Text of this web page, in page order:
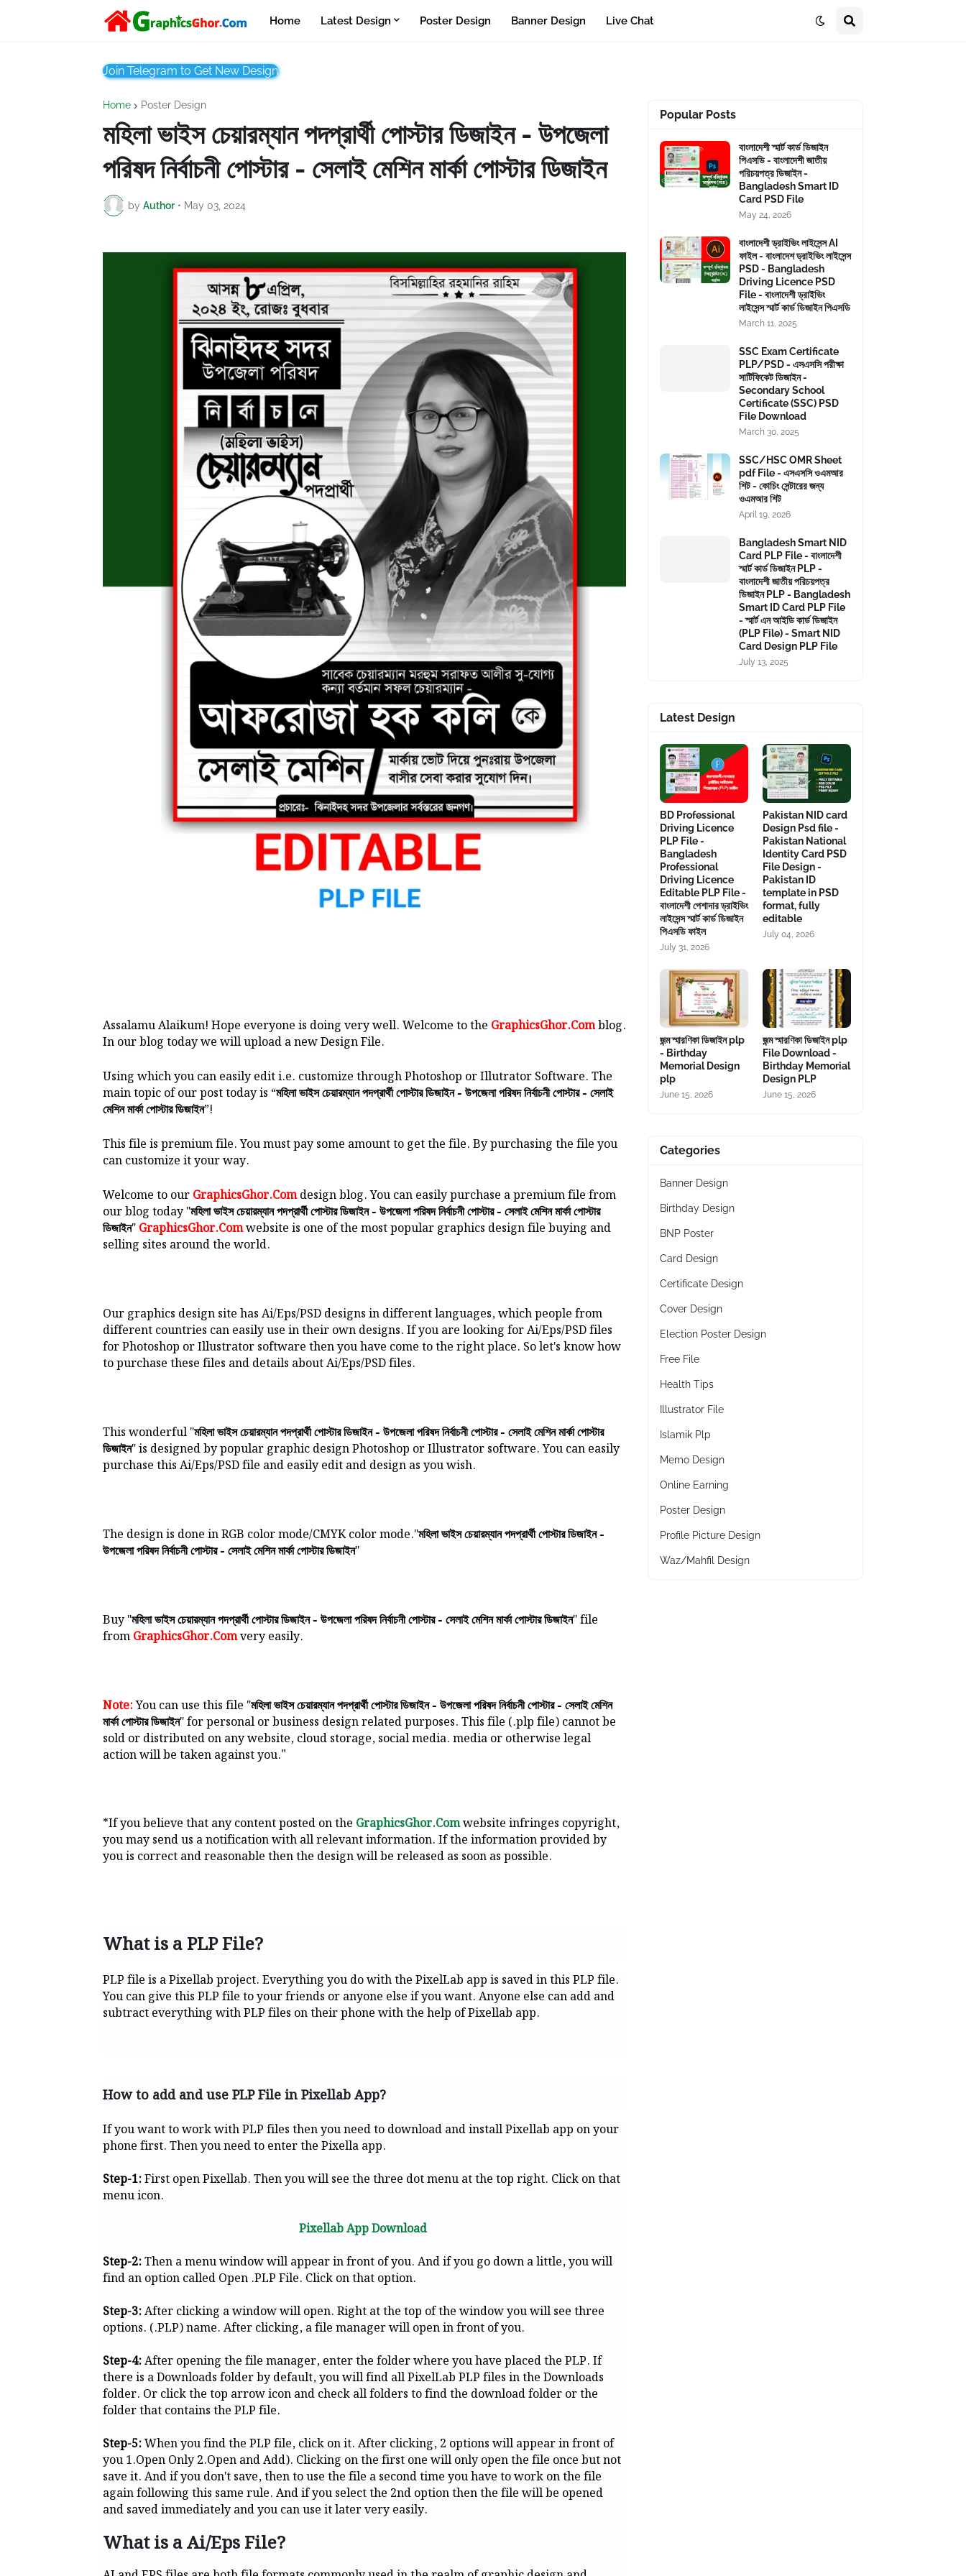
Home Latest Design Poster Design Banner Design Live Chat
Join Telegram to Get New Design
Home Poster Design
মহিলা ভাইস চেয়ারম্যান পদপ্রার্থী পোস্টার ডিজাইন - উপজেলা
পরিষদ নির্বাচনী পোস্টার - সেলাই মেশিন মার্কা পোস্টার ডিজাইন
by Author • May 03, 2024
Assalamu Alaikum! Hope everyone is doing very well. Welcome to the GraphicsGhor.Comblog.
In our blog today we will upload a new Design File.
Using which you can easily edit i.e. customize through Photoshop or Illutrator Software. The
main topic of our post today is “মহিলা ভাইস চেয়ারম্যান পদপ্রার্থী পোস্টার ডিজাইন - উপজেলা পরিষদ নির্বাচনী পোস্টার - সেলাই
মেশিন মার্কা পোস্টার ডিজাইন”!
This file is premium file. You must pay some amount to get the file. By purchasing the file you
can customize it your way.
Welcome to our GraphicsGhor.Comdesign blog. You can easily purchase a premium file from
our blog today "মহিলা ভাইস চেয়ারম্যান পদপ্রার্থী পোস্টার ডিজাইন - উপজেলা পরিষদ নির্বাচনী পোস্টার - সেলাই মেশিন মার্কা পোস্টার
ডিজাইন" GraphicsGhor.Comwebsite is one of the most popular graphics design file buying and
selling sites around the world.
Our graphics design site has Ai/Eps/PSD designs in different languages, which people from
different countries can easily use in their own designs. If you are looking for Ai/Eps/PSD files
for Photoshop or Illustrator software then you have come to the right place. So let's know how
to purchase these files and details about Ai/Eps/PSD files.
This wonderful "মহিলা ভাইস চেয়ারম্যান পদপ্রার্থী পোস্টার ডিজাইন - উপজেলা পরিষদ নির্বাচনী পোস্টার - সেলাই মেশিন মার্কা পোস্টার
ডিজাইন" is designed by popular graphic design Photoshop or Illustrator software. You can easily
purchase this Ai/Eps/PSD file and easily edit and design as you wish.
The design is done in RGB color mode/CMYK color mode."মহিলা ভাইস চেয়ারম্যান পদপ্রার্থী পোস্টার ডিজাইন -
উপজেলা পরিষদ নির্বাচনী পোস্টার - সেলাই মেশিন মার্কা পোস্টার ডিজাইন"
Buy "মহিলা ভাইস চেয়ারম্যান পদপ্রার্থী পোস্টার ডিজাইন - উপজেলা পরিষদ নির্বাচনী পোস্টার - সেলাই মেশিন মার্কা পোস্টার ডিজাইন" file
from GraphicsGhor.Comvery easily.
Note:You can use this file "মহিলা ভাইস চেয়ারম্যান পদপ্রার্থী পোস্টার ডিজাইন - উপজেলা পরিষদ নির্বাচনী পোস্টার - সেলাই মেশিন
মার্কা পোস্টার ডিজাইন" for personal or business design related purposes. This file (.plp file) cannot be
sold or distributed on any website, cloud storage, social media. media or otherwise legal
action will be taken against you."
*If you believe that any content posted on the GraphicsGhor.Comwebsite infringes copyright,
you may send us a notification with all relevant information. If the information provided by
you is correct and reasonable then the design will be released as soon as possible.
What is a PLP File?
PLP file is a Pixellab project. Everything you do with the PixelLab app is saved in this PLP file.
You can give this PLP file to your friends or anyone else if you want. Anyone else can add and
subtract everything with PLP files on their phone with the help of Pixellab app.
How to add and use PLP File in Pixellab App?
If you want to work with PLP files then you need to download and install Pixellab app on your
phone first. Then you need to enter the Pixella app.
Step-1:First open Pixellab. Then you will see the three dot menu at the top right. Click on that
menu icon.
Pixellab App Download
Step-2:Then a menu window will appear in front of you. And if you go down a little, you will
find an option called Open .PLP File. Click on that option.
Step-3:After clicking a window will open. Right at the top of the window you will see three
options. (.PLP) name. After clicking, a file manager will open in front of you.
Step-4:After opening the file manager, enter the folder where you have placed the PLP. If
there is a Downloads folder by default, you will find all PixelLab PLP files in the Downloads
folder. Or click the top arrow icon and check all folders to find the download folder or the
folder that contains the PLP file.
Step-5:When you find the PLP file, click on it. After clicking, 2 options will appear in front of
you 1.Open Only 2.Open and Add). Clicking on the first one will only open the file once but not
save it. And if you don't save, then to use the file a second time you have to work on the file
again following this same rule. And if you select the 2nd option then the file will be opened
and saved immediately and you can use it later very easily.
What is a Ai/Eps File?
Popular Posts
বাংলাদেশী স্মার্ট কার্ড ডিজাইন
পিএসডি - বাংলাদেশী জাতীয়
পরিচয়পত্র ডিজাইন -
Bangladesh Smart ID
Card PSD File
May 24, 2026
বাংলাদেশী ড্রাইভিং লাইসেন্স AI
ফাইল - বাংলাদেশ ড্রাইভিং লাইসেন্স
PSD - Bangladesh
Driving Licence PSD
File - বাংলাদেশী ড্রাইভিং
লাইসেন্স স্মার্ট কার্ড ডিজাইন পিএসডি
March 11, 2025
SSC Exam Certificate
PLP/PSD - এসএসসি পরীক্ষা
সার্টিফিকেট ডিজাইন -
Secondary School
Certificate (SSC) PSD
File Download
March 30, 2025
SSC/HSC OMR Sheet
pdf File - এসএসসি ওএমআর
শিট - কোচিং সেন্টারের জন্য
ওএমআর শিট
April 19, 2026
Bangladesh Smart NID
Card PLP File - বাংলাদেশী
স্মার্ট কার্ড ডিজাইন PLP -
বাংলাদেশী জাতীয় পরিচয়পত্র
ডিজাইন PLP - Bangladesh
Smart ID Card PLP File
- স্মার্ট এন আইডি কার্ড ডিজাইন
(PLP File) - Smart NID
Card Design PLP File
July 13, 2025
Latest Design
BD Professional
Driving Licence
PLP File -
Bangladesh
Professional
Driving Licence
Editable PLP File -
বাংলাদেশী পেশাদার ড্রাইভিং
লাইসেন্স স্মার্ট কার্ড ডিজাইন
পিএসডি ফাইল
July 31, 2026
Pakistan NID card
Design Psd file -
Pakistan National
Identity Card PSD
File Design -
Pakistan ID
template in PSD
format, fully
editable
July 04, 2026
জন্ম স্মারণিকা ডিজাইন plp
- Birthday
Memorial Design
plp
June 15, 2026
জন্ম স্মারণিকা ডিজাইন plp
File Download -
Birthday Memorial
Design PLP
June 15, 2026
Categories
Banner Design
Birthday Design
BNP Poster
Card Design
Certificate Design
Cover Design
Election Poster Design
Free File
Health Tips
Illustrator File
Islamik Plp
Memo Design
Online Earning
Poster Design
Profile Picture Design
Waz/Mahfil Design